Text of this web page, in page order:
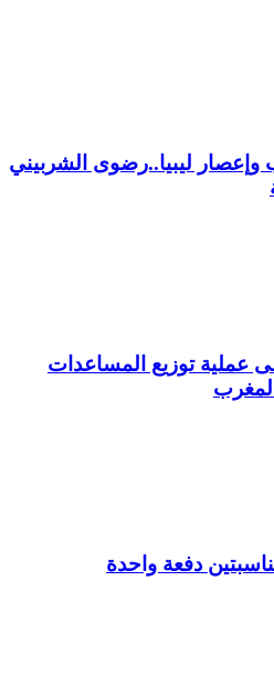
ليبيا..رضوى الشربيني
توزيع المساعدات
المغرب
دفعة واحدة